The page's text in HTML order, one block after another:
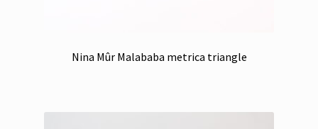
Nina Mûr Malababa metrica triangle